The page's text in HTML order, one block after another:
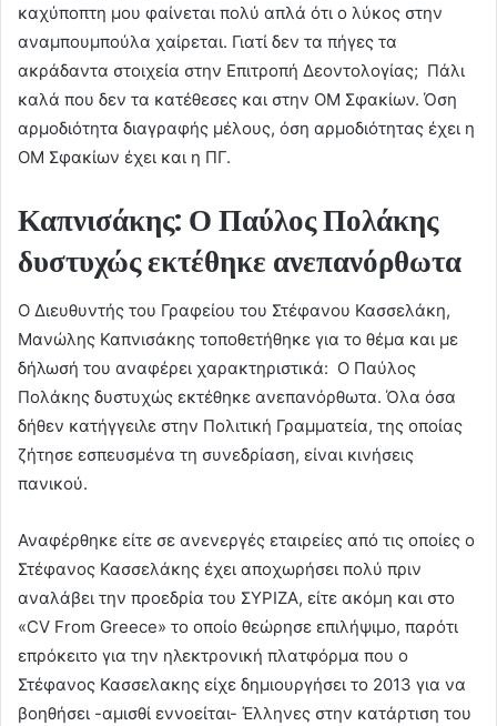
καχύποπτη μου φαίνεται πολύ απλά ότι ο λύκος στην
αναμπουμπούλα χαίρεται. Γιατί δεν τα πήγες τα
ακράδαντα στοιχεία στην Επιτροπή Δεοντολογίας; Πάλι
καλά που δεν τα κατέθεσες και στην ΟΜ Σφακίων. Όση
αρμοδιότητα διαγραφής μέλους, όση αρμοδιότητας έχει η
ΟΜ Σφακίων έχει και η ΠΓ.
Καπνισάκης: Ο Παύλος Πολάκης
δυστυχώς εκτέθηκε ανεπανόρθωτα
Ο Διευθυντής του Γραφείου του Στέφανου Κασσελάκη,
Μανώλης Καπνισάκης τοποθετήθηκε για το θέμα και με
δήλωσή του αναφέρει χαρακτηριστικά: Ο Παύλος
Πολάκης δυστυχώς εκτέθηκε ανεπανόρθωτα. Όλα όσα
δήθεν κατήγγειλε στην Πολιτική Γραμματεία, της οποίας
ζήτησε εσπευσμένα τη συνεδρίαση, είναι κινήσεις
πανικού.
Αναφέρθηκε είτε σε ανενεργές εταιρείες από τις οποίες ο
Στέφανος Κασσελάκης έχει αποχωρήσει πολύ πριν
αναλάβει την προεδρία του ΣΥΡΙΖΑ, είτε ακόμη και στο
«CV From Greece» το οποίο θεώρησε επιλήψιμο, παρότι
επρόκειτο για την ηλεκτρονική πλατφόρμα που ο
Στέφανος Κασσελακης είχε δημιουργήσει το 2013 για να
βοηθήσει -αμισθί εννοείται- Έλληνες στην κατάρτιση του